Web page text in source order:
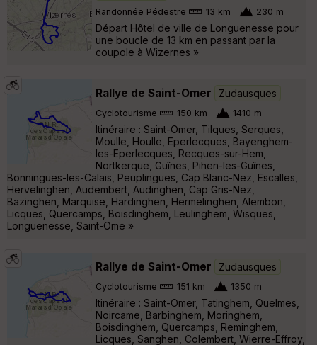
Randonnée Pédestre 13 km 230 m
Départ Hôtel de ville de Longuenesse pour
une boucle de 13 km en passant par la
coupole à Wizernes »
Rallye de Saint-Omer Zudausques
Cyclotourisme 150 km 1410 m
Itinéraire : Saint-Omer, Tilques, Serques,
Moulle, Houlle, Eperlecques, Bayenghem-
les-Eperlecques, Recques-sur-Hem,
Nortkerque, Guînes, Pihen-les-Guînes,
Bonningues-les-Calais, Peuplingues, Cap Blanc-Nez, Escalles,
Hervelinghen, Audembert, Audinghen, Cap Gris-Nez,
Bazinghen, Marquise, Hardinghen, Hermelinghen, Alembon,
Licques, Quercamps, Boisdinghem, Leulinghem, Wisques,
Longuenesse, Saint-Ome »
Rallye de Saint-Omer Zudausques
Cyclotourisme 151 km 1350 m
Itinéraire : Saint-Omer, Tatinghem, Quelmes,
Noircame, Barbinghem, Moringhem,
Boisdinghem, Quercamps, Reminghem,
Licques, Sanghen, Colembert, Wierre-Effroy,